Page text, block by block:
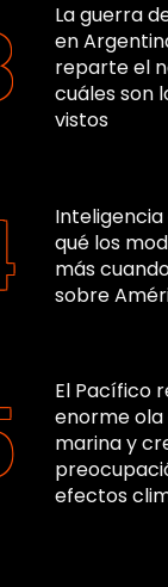
La guerra
en
reparte el
cuáles son
vistos
qué los
más
sobre
El Pacífico
enorme
marina y
efectos